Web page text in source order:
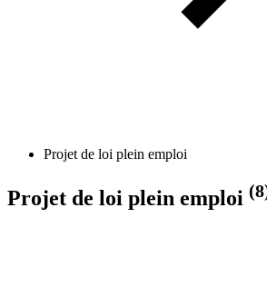
Projet de loi plein emploi
Projet de loi plein emploi